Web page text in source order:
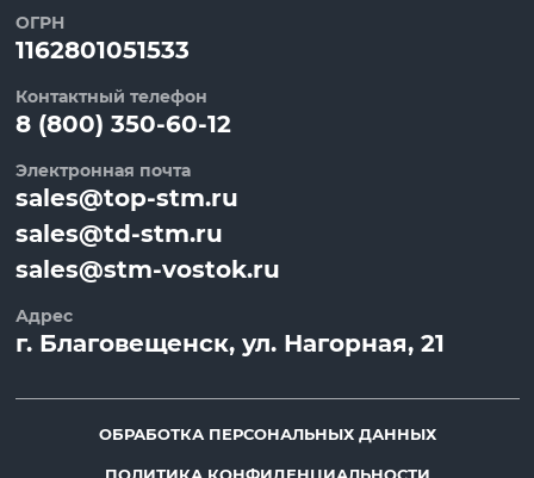
ОГРН
1162801051533
Контактный телефон
8 (800) 350-60-12
Электронная почта
sales@top-stm.ru
sales@td-stm.ru
sales@stm-vostok.ru
Адрес
г. Благовещенск, ул. Нагорная, 21
ОБРАБОТКА ПЕРСОНАЛЬНЫХ ДАННЫХ